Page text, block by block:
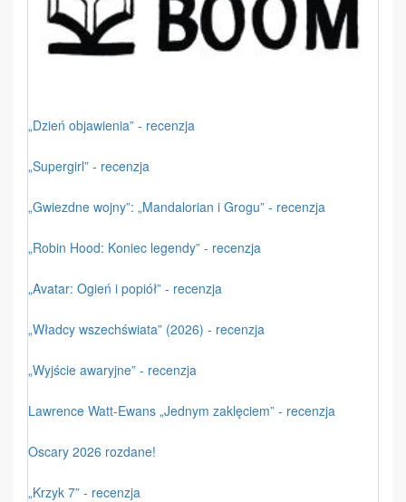
„Dzień objawienia” - recenzja
„Supergirl” - recenzja
„Gwiezdne wojny”: „Mandalorian i Grogu” - recenzja
„Robin Hood: Koniec legendy” - recenzja
„Avatar: Ogień i popiół” - recenzja
„Władcy wszechświata” (2026) - recenzja
„Wyjście awaryjne” - recenzja
Lawrence Watt-Ewans „Jednym zaklęciem” - recenzja
Oscary 2026 rozdane!
„Krzyk 7” - recenzja